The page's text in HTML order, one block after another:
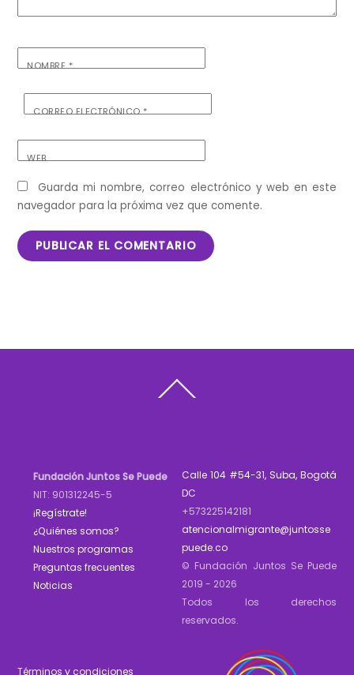
NOMBRE*
CORREO ELECTRÓNICO*
WEB
Guarda mi nombre, correo electrónico y web en este
navegador para la próxima vez que comente.
To
Fundación Juntos Se Puede
NIT: 901312245-5
¡Regístrate!
¿Quiénes somos?
Nuestros programas
Preguntas frecuentes
Noticias
Calle 104 #54-31, Suba, Bogotá
DC
+573225142181
atencionalmigrante@juntosse
puede.co
© Fundación Juntos Se Puede
2019 - 2026
Todos los derechos
reservados.
Términos y condiciones